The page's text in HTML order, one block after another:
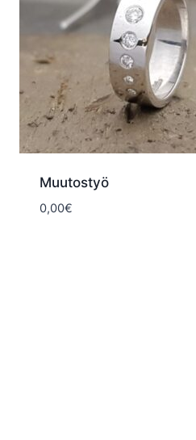
Muutostyö
0,00€